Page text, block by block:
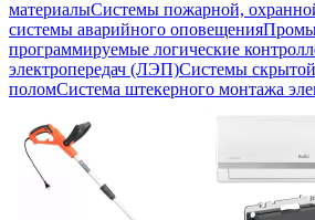
материалыСистемы пожарной,
системы аварийного оповещения
программируемые логические
электропередач (ЛЭП)Системы
поломСистема штекерного монтажа